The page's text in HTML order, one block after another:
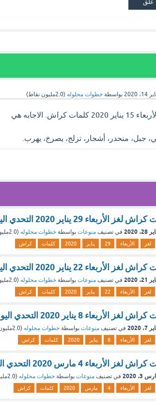
14، 2020 بواسطةخطوات محلوله (2.0مليون نقاط)
كراش. الاجابه هي
جبل، منحدر، أشجار، تزلج، يصرخ، يهرب.
لغز الأربعاء 29 يناير 2020 التحدي اليومي
2020 في تصنيف منوعات بواسطة خطوات محلوله (2.0مليون
لغز الأربعاء 29 يناير 2020 كلمات كراش
لغز الأربعاء 22 يناير 2020 التحدي اليومي
2020 في تصنيف منوعات بواسطة خطوات محلوله (2.0مليون
لغز الأربعاء 22 يناير 2020 كلمات كراش
لغز الأربعاء 8 يناير 2020 التحدي اليومي
2020 في تصنيف منوعات بواسطة خطوات محلوله (2.0مليون
لغز الأربعاء 8 يناير 2020 كلمات كراش
لغز الأربعاء 4 مارس 2020 التحدي اليومي
3، 2020 في تصنيف منوعات بواسطة خطوات محلوله (2.0مليون
لغز الأربعاء 4 مارس 2020 كلمات كراش